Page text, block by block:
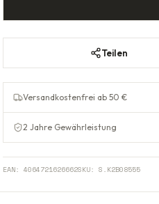
Teilen
Versandkostenfrei ab 50 €
2 Jahre Gewährleistung
EAN: 4064721626662SKU: S.K2B08555